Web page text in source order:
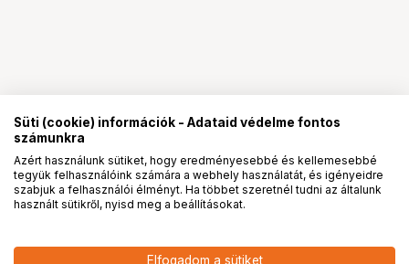
PROpartnerségek
Süti (cookie) információk - Adataid védelme fontos
számunkra
Azért használunk sütiket, hogy eredményesebbé és kellemesebbé
tegyük felhasználóink számára a webhely használatát, és igényeidre
szabjuk a felhasználói élményt. Ha többet szeretnél tudni az általunk
használt sütikről, nyisd meg a beállításokat.
Elfogadom a sütiket